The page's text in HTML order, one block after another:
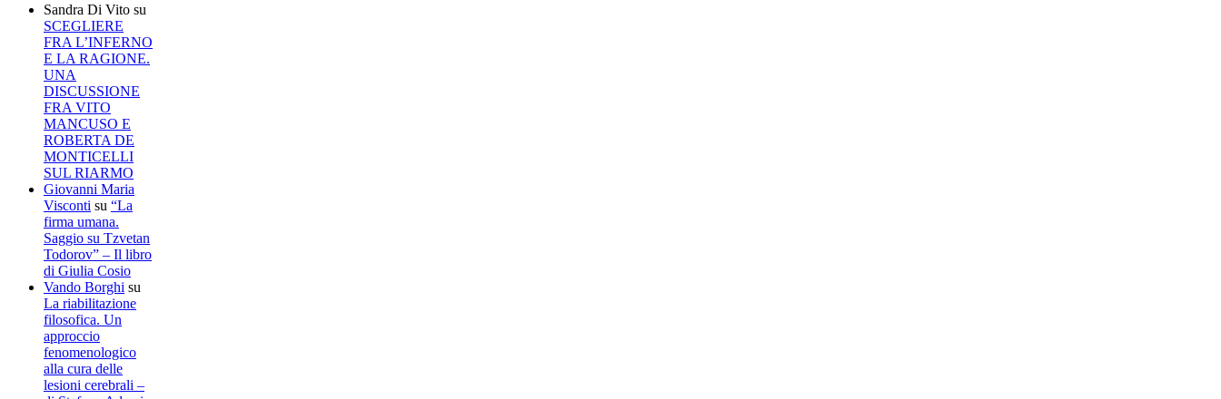
Sandra Di Vito su
SCEGLIERE
FRA L’INFERNO
E LA RAGIONE.
UNA
DISCUSSIONE
FRA VITO
MANCUSO E
ROBERTA DE
MONTICELLI
SUL RIARMO
Giovanni Maria
Visconti su “La
firma umana.
Saggio su Tzvetan
Todorov” – Il libro
di Giulia Cosio
Vando Borghi su
La riabilitazione
filosofica. Un
approccio
fenomenologico
alla cura delle
lesioni cerebrali –